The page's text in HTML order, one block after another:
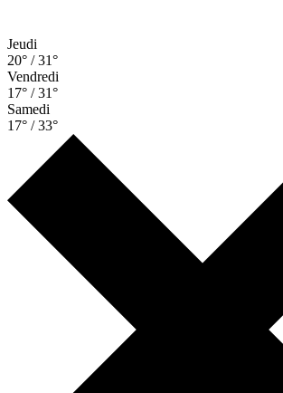
Jeudi
20° / 31°
Vendredi
17° / 31°
Samedi
17° / 33°